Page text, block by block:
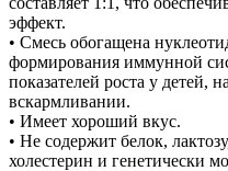
эффект.
• Смесь обогащена
формирования иммунной
показателей роста у детей,
вскармливании.
• Имеет хороший вкус.
• Не содержит белок,
холестерин и генетически